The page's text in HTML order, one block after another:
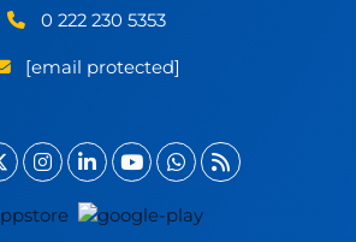
0 222 230 5353
[email protected]